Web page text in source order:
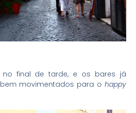
no final de tarde, e os bares já
movimentados para o happy